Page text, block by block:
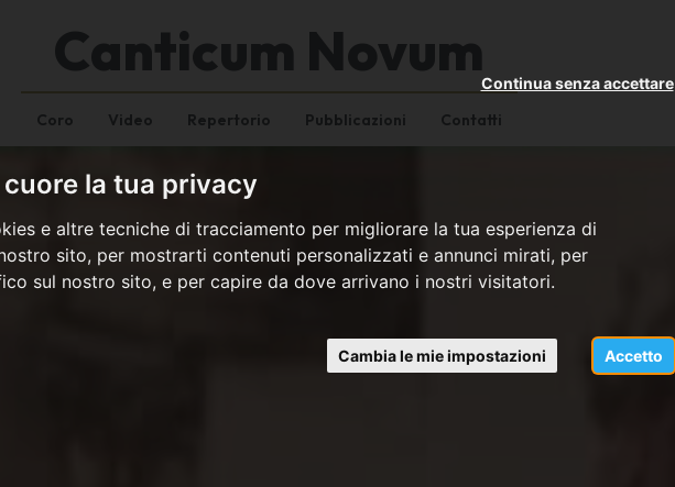
la tua privacy
e altre tecniche di tracciamento per migliorare la tua esperienza di
sito, per mostrarti contenuti personalizzati e annunci mirati, per
sul nostro sito, e per capire da dove arrivano i nostri visitatori.
Accetto
Continua senza accettare
Cambia le mie impostazioni
Canticum Novum
Coro Video Repertorio Pubblicazioni Contatti